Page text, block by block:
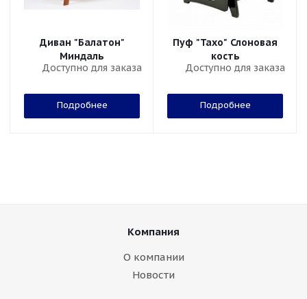
Диван "Балатон"
Миндаль
Доступно для заказа
Подробнее
Пуф "Тахо" Слоновая
кость
Доступно для заказа
Подробнее
Компания
О компании
Новости